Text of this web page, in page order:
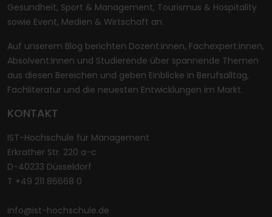
Gesundheit, Sport & Management, Tourismus & Hospitality
sowie Event, Medien & Wirtschaft an.
Auf unserem Blog berichten Dozent:innen, Fachexpert:innen,
Absolvent:innen und Studierende über spannende Themen
aus diesen Bereichen und geben Einblicke in Berufsalltag,
Fachliteratur und die neuesten Entwicklungen im Markt.
KONTAKT
IST-Hochschule für Management
Erkrather Str. 220 a-c
D-40233 Düsseldorf
T +49 211 86668 0
info@ist-hochschule.de